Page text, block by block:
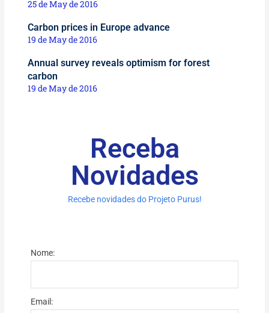
25 de May de 2016
Carbon prices in Europe advance
19 de May de 2016
Annual survey reveals optimism for forest
carbon
19 de May de 2016
Receba
Novidades
Recebe novidades do Projeto Purus!
Nome:
Email: